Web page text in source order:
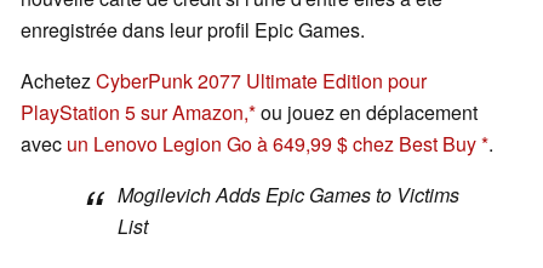
enregistrée dans leur profil Epic Games.
AchetezCyberPunk 2077 Ultimate Edition pour
PlayStation 5 sur Amazon, ou jouez en déplacement
avec un Lenovo Legion Go à 649,99 $ chez Best Buy .
Mogilevich Adds Epic Games to Victims
List